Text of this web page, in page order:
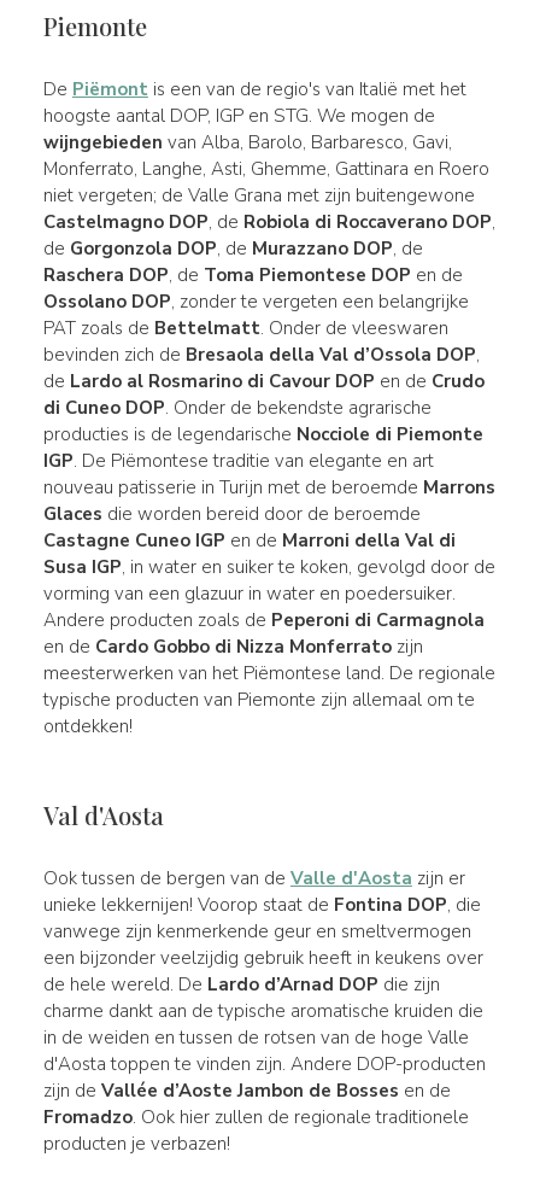
Piemonte
De Piëmontis een van de regio's van Italië met het
hoogste aantal DOP, IGP en STG. We mogen de
wijngebieden van Alba, Barolo, Barbaresco, Gavi,
Monferrato, Langhe, Asti, Ghemme, Gattinara en Roero
niet vergeten; de Valle Grana met zijn buitengewone
Castelmagno DOP, de Robiola di Roccaverano DOP,
de Gorgonzola DOP, de Murazzano DOP, de
Raschera DOP, de Toma Piemontese DOP en de
Ossolano DOP, zonder te vergeten een belangrijke
PAT zoals de Bettelmatt. Onder de vleeswaren
bevinden zich de Bresaola della Val d’Ossola DOP,
de Lardo al Rosmarino di Cavour DOP en de Crudo
di Cuneo DOP. Onder de bekendste agrarische
producties is de legendarische Nocciole di Piemonte
IGP. De Piëmontese traditie van elegante en art
nouveau patisserie in Turijn met de beroemde Marrons
Glaces die worden bereid door de beroemde
Castagne Cuneo IGP en de Marroni della Val di
Susa IGP, in water en suiker te koken, gevolgd door de
vorming van een glazuur in water en poedersuiker.
Andere producten zoals de Peperoni di Carmagnola
en de Cardo Gobbo di Nizza Monferratozijn
meesterwerken van het Piëmontese land. De regionale
typische producten van Piemonte zijn allemaal om te
ontdekken!
Val d'Aosta
Ook tussen de bergen van de Valle d'Aosta zijn er
unieke lekkernijen! Voorop staat de Fontina DOP, die
vanwege zijn kenmerkende geur en smeltvermogen
een bijzonder veelzijdig gebruik heeft in keukens over
de hele wereld. De Lardo d’Arnad DOP die zijn
charme dankt aan de typische aromatische kruiden die
in de weiden en tussen de rotsen van de hoge Valle
d'Aosta toppen te vinden zijn. Andere DOP-producten
zijn de Vallée d’Aoste Jambon de Bosses en de
Fromadzo. Ook hier zullen de regionale traditionele
producten je verbazen!